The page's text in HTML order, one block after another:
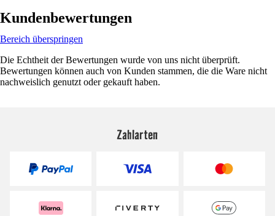
Kundenbewertungen
Bereich überspringen
Die Echtheit der Bewertungen wurde von uns nicht überprüft.
Bewertungen können auch von Kunden stammen, die die Ware nicht
nachweislich genutzt oder gekauft haben.
Zahlarten